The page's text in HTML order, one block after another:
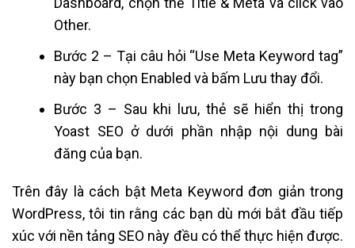
Other.
Bước 2 – Tại câu hỏi “Use Meta Keyword tag”
này bạn chọn Enabled và bấm Lưu thay đổi.
Bước 3 – Sau khi lưu, thẻ sẽ hiển thị trong
Yoast SEO ở dưới phần nhập nội dung bài
đăng của bạn.
Trên đây là cách bật Meta Keyword đơn giản trong
WordPress, tôi tin rằng các bạn dù mới bắt đầu tiếp
xúc với nền tảng SEO này đều có thể thực hiện được.